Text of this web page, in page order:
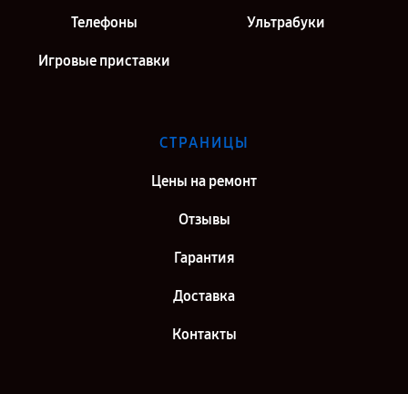
Телефоны Ультрабуки
Игровые приставки
СТРАНИЦЫ
Цены на ремонт
Отзывы
Гарантия
Доставка
Контакты